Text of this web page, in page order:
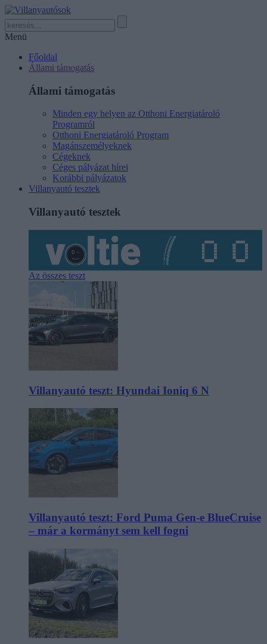
Menü
Főoldal
Állami támogatás
Állami támogatás
Minden egy helyen az Otthoni Energiatároló
Programról
Otthoni Energiatároló Program
Magánszemélyeknek
Cégeknek
Céges pályázat hírei
Korábbi pályázatok
Villanyautó tesztek
Villanyautó tesztek
Az összes teszt
Villanyautó teszt: Hyundai Ioniq 6 N
Villanyautó teszt: Ford Puma Gen-e BlueCruise
– már a kormányt sem kell fogni